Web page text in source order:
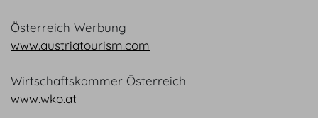
Österreich Werbung
www.austriatourism.com
Wirtschaftskammer Österreich
www.wko.at